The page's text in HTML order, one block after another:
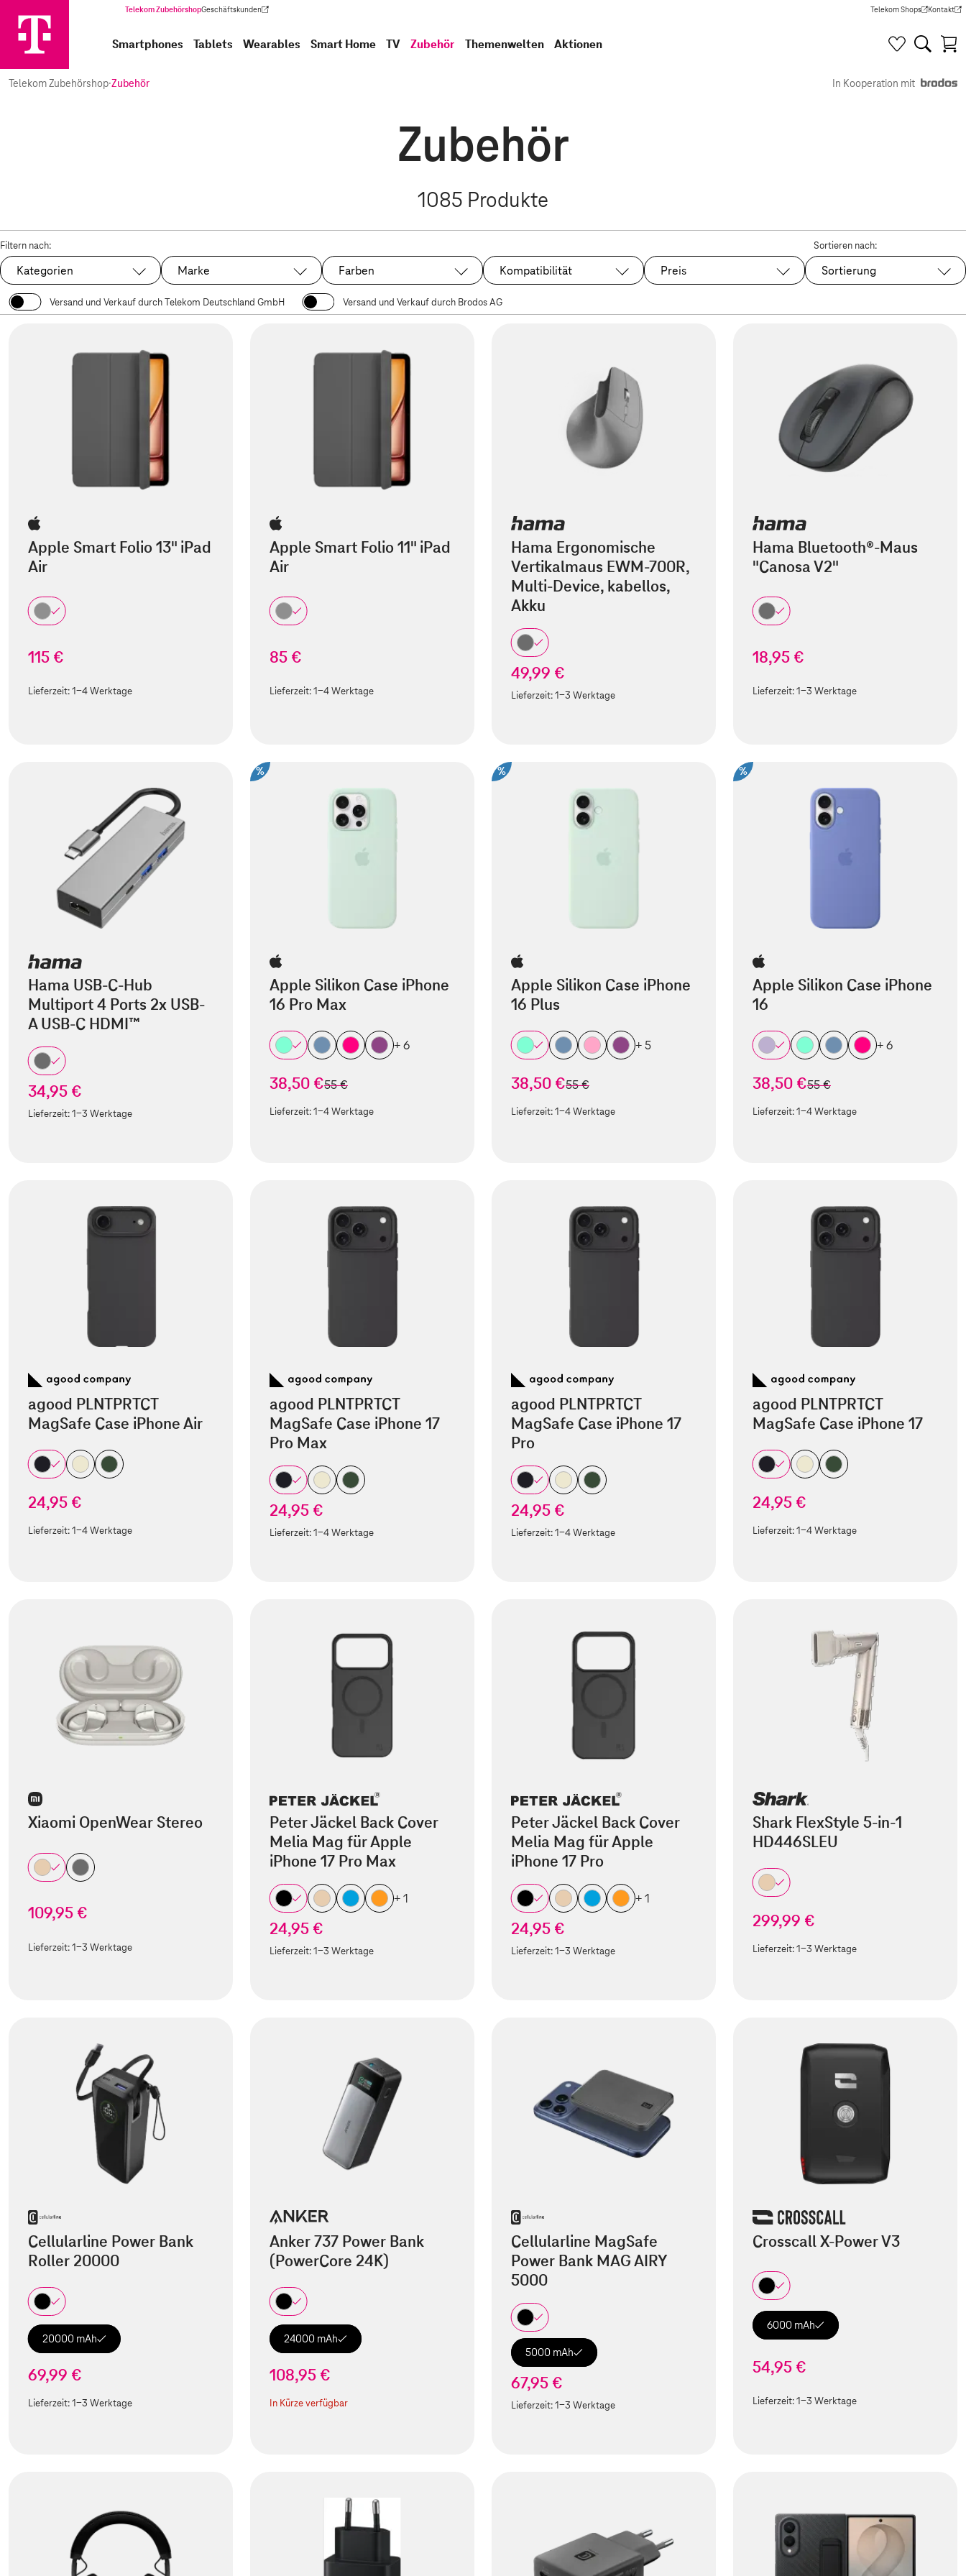
Telekom ZubehörshopGeschäftskunden
(Wird in einem neuen Tab geöffnet) Telekom Shops
(Wird in einem neuen Tab
Kontakt
(Wird in
Smartphones Tablets Wearables Smart Home TV Zubehör Themenwelten Aktionen
Telekom Zubehörshop·Zubehör In Kooperation mit
Zubehör
1085 Produkte
Filtern nach:
Kategorien Marke Farben Kompatibilität Preis
Sortieren nach:
Sortierung
Versand und Verkauf durch Telekom Deutschland GmbH Versand und Verkauf durch Brodos AG
Apple Smart Folio 13" iPad
Air
115 €
Lieferzeit:1-4 Werktage
Apple Smart Folio 11" iPad
Air
85 €
Lieferzeit:1-4 Werktage
Hama Ergonomische
Vertikalmaus EWM-700R,
Multi-Device, kabellos,
Akku
49,99 €
Lieferzeit:1-3 Werktage
Hama Bluetooth®-Maus
"Canosa V2"
18,95 €
Lieferzeit:1-3 Werktage
Hama USB-C-Hub
Multiport 4 Ports 2x USB-
A USB-C HDMI™
34,95 €
Lieferzeit:1-3 Werktage
%
Apple Silikon Case iPhone
16 Pro Max
+ 6
38,50 €statt
55 €
Lieferzeit:1-4 Werktage
%
Apple Silikon Case iPhone
16 Plus
+ 5
38,50 €statt
55 €
Lieferzeit:1-4 Werktage
%
Apple Silikon Case iPhone
16
+ 6
38,50 €statt
55 €
Lieferzeit:1-4 Werktage
agood PLNTPRTCT
MagSafe Case iPhone Air
24,95 €
Lieferzeit:1-4 Werktage
agood PLNTPRTCT
MagSafe Case iPhone 17
Pro Max
24,95 €
Lieferzeit:1-4 Werktage
agood PLNTPRTCT
MagSafe Case iPhone 17
Pro
24,95 €
Lieferzeit:1-4 Werktage
agood PLNTPRTCT
MagSafe Case iPhone 17
24,95 €
Lieferzeit:1-4 Werktage
Xiaomi OpenWear Stereo
109,95 €
Lieferzeit:1-3 Werktage
Peter Jäckel Back Cover
Melia Mag für Apple
iPhone 17 Pro Max
+ 1
24,95 €
Lieferzeit:1-3 Werktage
Peter Jäckel Back Cover
Melia Mag für Apple
iPhone 17 Pro
+ 1
24,95 €
Lieferzeit:1-3 Werktage
Shark FlexStyle 5-in-1
HD446SLEU
299,99 €
Lieferzeit:1-3 Werktage
Cellularline Power Bank
Roller 20000
20000 mAh
69,99 €
Lieferzeit:1-3 Werktage
Anker 737 Power Bank
(PowerCore 24K)
24000 mAh
108,95 €
In Kürze verfügbar
Cellularline MagSafe
Power Bank MAG AIRY
5000
5000 mAh
67,95 €
Lieferzeit:1-3 Werktage
Crosscall X-Power V3
6000 mAh
54,95 €
Lieferzeit:1-3 Werktage